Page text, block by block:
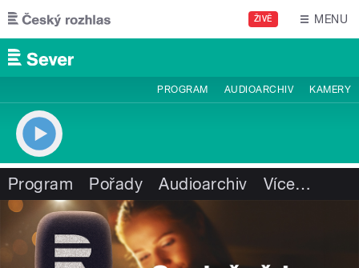
Přejít k hlavnímu obsahu
ŽIVĚ MENU
PROGRAM AUDIOARCHIV KAMERY
Program Pořady Audioarchiv Více…